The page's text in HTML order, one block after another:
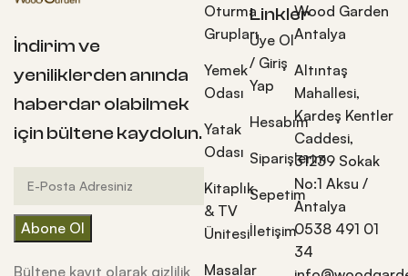
İndirim ve
yeniliklerden anında
haberdar olabilmek
için bültene kaydolun.
Bültene kayıt olarak gizlilik
Oturma
Grupları
Yemek
Odası
Yatak
Odası
Kitaplık
& TV
Ünitesi
Masalar
Linkler
Üye Ol
/ Giriş
Yap
Hesabım
Siparişlerim
Sepetim
İletişim
Wood Garden
Antalya
Altıntaş
Mahallesi,
Kardeş Kentler
Caddesi,
31239 Sokak
No:1 Aksu /
Antalya
0538 491 01
34